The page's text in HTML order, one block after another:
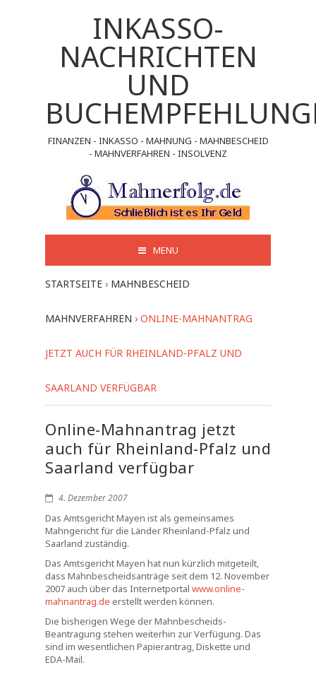
INKASSO-
NACHRICHTEN
UND
FINANZEN - INKASSO - MAHNUNG - MAHNBESCHEID
- MAHNVERFAHREN - INSOLVENZ
MENU
STARTSEITE › MAHNBESCHEID
MAHNVERFAHREN › ONLINE-MAHNANTRAG
JETZT AUCH FÜR RHEINLAND-PFALZ UND
SAARLAND VERFÜGBAR
Online-Mahnantrag jetzt
auch für Rheinland-Pfalz und
Saarland verfügbar
4. Dezember 2007
Das Amtsgericht Mayen ist als gemeinsames
Mahngericht für die Länder Rheinland-Pfalz und
Saarland zuständig.
Das Amtsgericht Mayen hat nun kürzlich mitgeteilt,
dass Mahnbescheidsanträge seit dem 12. November
2007 auch über das Internetportal www.online-
mahnantrag.de erstellt werden können.
Die bisherigen Wege der Mahnbescheids-
Beantragung stehen weiterhin zur Verfügung. Das
sind im wesentlichen Papierantrag, Diskette und
EDA-Mail.